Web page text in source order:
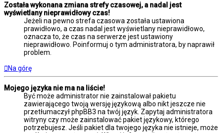
Została wykonana zmiana strefy czasowej, a nadal jest
wyświetlany nieprawidłowy czas!
Jeżeli na pewno strefa czasowa została ustawiona
prawidłowo, a czas nadal jest wyświetlany nieprawidłowo,
oznacza to, że czas na serwerze jest ustawiony
nieprawidłowo. Poinformuj o tym administratora, by naprawił
problem.
Na górę
Mojego języka nie ma na liście!
Być może administrator nie zainstalował pakietu
zawierającego twoją wersję językową albo nikt jeszcze nie
przetłumaczył phpBB3 na twój język. Zapytaj administratora
witryny czy może zainstalować pakiet językowy, którego
potrzebujesz. Jeśli pakiet dla twojego języka nie istnieje, może